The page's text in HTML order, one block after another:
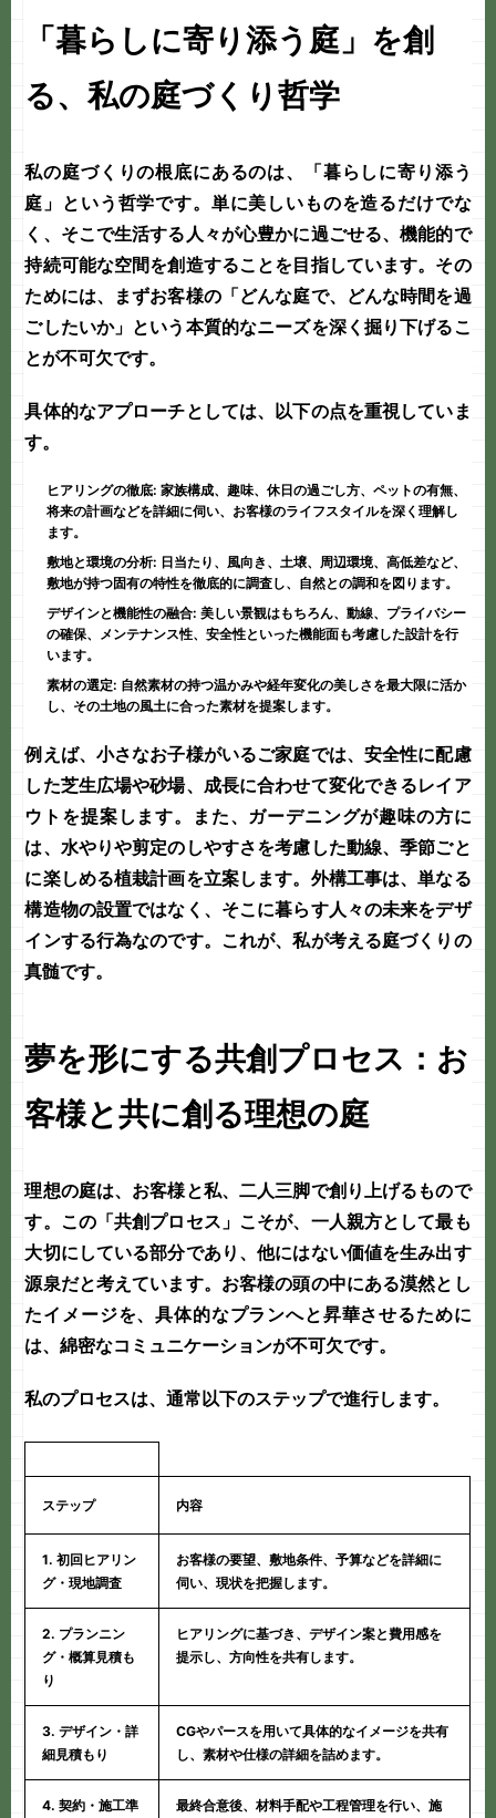
「暮らしに寄り添う庭」を創
る、私の庭づくり哲学
私の庭づくりの根底にあるのは、「暮らしに寄り添う
庭」という哲学です。単に美しいものを造るだけでな
く、そこで生活する人々が心豊かに過ごせる、機能的で
持続可能な空間を創造することを目指しています。その
ためには、まずお客様の「どんな庭で、どんな時間を過
ごしたいか」という本質的なニーズを深く掘り下げるこ
とが不可欠です。
具体的なアプローチとしては、以下の点を重視していま
す。
ヒアリングの徹底: 家族構成、趣味、休日の過ごし方、ペットの有無、
将来の計画などを詳細に伺い、お客様のライフスタイルを深く理解し
ます。
敷地と環境の分析: 日当たり、風向き、土壌、周辺環境、高低差など、
敷地が持つ固有の特性を徹底的に調査し、自然との調和を図ります。
デザインと機能性の融合: 美しい景観はもちろん、動線、プライバシー
の確保、メンテナンス性、安全性といった機能面も考慮した設計を行
います。
素材の選定: 自然素材の持つ温かみや経年変化の美しさを最大限に活か
し、その土地の風土に合った素材を提案します。
例えば、小さなお子様がいるご家庭では、安全性に配慮
した芝生広場や砂場、成長に合わせて変化できるレイア
ウトを提案します。また、ガーデニングが趣味の方に
は、水やりや剪定のしやすさを考慮した動線、季節ごと
に楽しめる植栽計画を立案します。 外構工事は、単なる
構造物の設置ではなく、そこに暮らす人々の未来をデザ
インする行為なのです。これが、私が考える庭づくり の
真髄です。
夢を形にする共創プロセス：お
客様と共に創る理想の庭
理想の庭は、お客様と私、二人三脚で創り上げるもので
す。この「共創プロセス」こそが、 一人親方として最も
大切にしている部分であり、他にはない価値を生み出す
源泉だと考えています。お客様の頭の中にある漠然とし
たイメージを、具体的なプランへと昇華させるために
は、綿密なコミュニケーションが不可欠です。
私のプロセスは、通常以下のステップで進行します。
ステップ 内容
1. 初回ヒアリン
グ・現地調査
お客様の要望、敷地条件、予算などを詳細に
伺い、現状を把握します。
2. プランニン
グ・概算見積も
り
ヒアリングに基づき、デザイン案と費用感を
提示し、方向性を共有します。
3. デザイン・詳
細見積もり
CGやパースを用いて具体的なイメージを共有
し、素材や仕様の詳細を詰めます。
4. 契約・施工準 最終合意後、材料手配や工程管理を行い、施